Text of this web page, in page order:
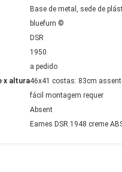
Base de metal, sede de
bluefurn ©
DSR
1950
a pedido
x altura46x41 costas: 83cm
fácil montagem requer
Absent
Eames DSR 1948 creme